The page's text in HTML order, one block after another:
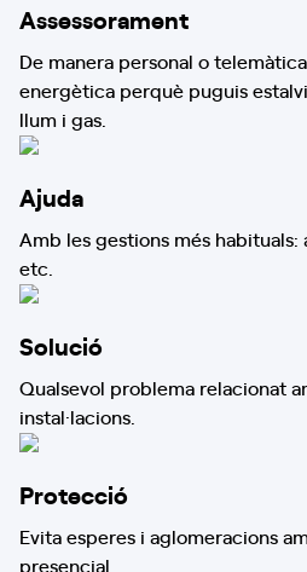
Assessorament
De manera personal o
energètica perquè puguis
llum i gas.
Ajuda
Amb les gestions més habituals:
etc.
Solució
Qualsevol problema relacionat
instal·lacions.
Protecció
Evita esperes i aglomeracions
presencial.